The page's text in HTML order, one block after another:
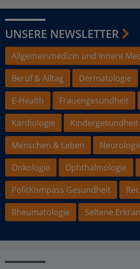
UNSERE NEWSLETTER
Allgemeinmedizin und Innere
Beruf & Alltag
Dermatologie
E-Health
Frauengesundheit
Kardiologie
Kindergesundheit
Menschen & Leben
Onkologie
Ophthalmologie
PolitKompass Gesundheit
Rheumatologie
Seltene